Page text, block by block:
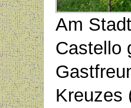
Am
Castello
Kreuzes